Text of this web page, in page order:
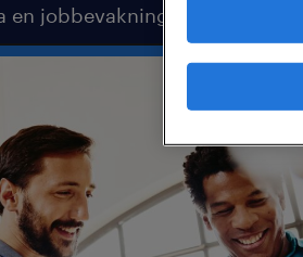
en jobbevakning